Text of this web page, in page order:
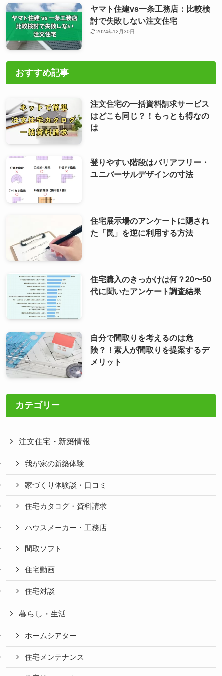
ヤマト住建vs一条工務店：比較検
討で失敗しない注文住宅
2024年12月30日
おすすめ記事
注文住宅の一括資料請求サービス
はどこも同じ？！もっとも得なの
は
登りやすい階段はバリアフリー・
ユニバーサルデザインの寸法
住宅展示場のアンケートに隠され
た「罠」を逆に利用する方法
住宅購入のきっかけは何？20〜50
代に聞いたアンケート調査結果
自分で間取りを考えるのは危
険？！素人が間取りを提案するデ
メリット
カテゴリー
注文住宅・新築情報
我が家の新築体験
家づくり体験談・口コミ
住宅カタログ・資料請求
ハウスメーカー・工務店
間取ソフト
住宅動画
住宅対談
暮らし・生活
ホームシアター
住宅メンテナンス